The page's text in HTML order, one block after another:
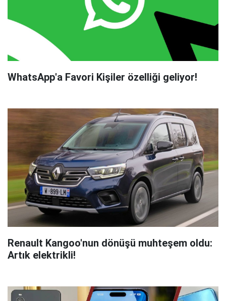
WhatsApp'a Favori Kişiler özelliği geliyor!
Renault Kangoo'nun dönüşü muhteşem oldu:
Artık elektrikli!